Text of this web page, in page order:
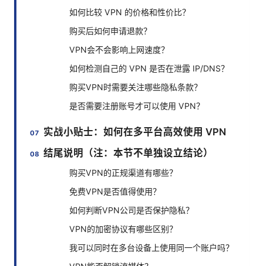
如何比较 VPN 的价格和性价比？
购买后如何申请退款？
VPN会不会影响上网速度？
如何检测自己的 VPN 是否在泄露 IP/DNS？
购买VPN时需要关注哪些隐私条款？
是否需要注册账号才可以使用 VPN？
实战小贴士：如何在多平台高效使用 VPN
结尾说明（注：本节不单独设立结论）
购买VPN的正规渠道有哪些？
免费VPN是否值得使用？
如何判断VPN公司是否保护隐私？
VPN的加密协议有哪些区别？
我可以同时在多台设备上使用同一个账户吗？